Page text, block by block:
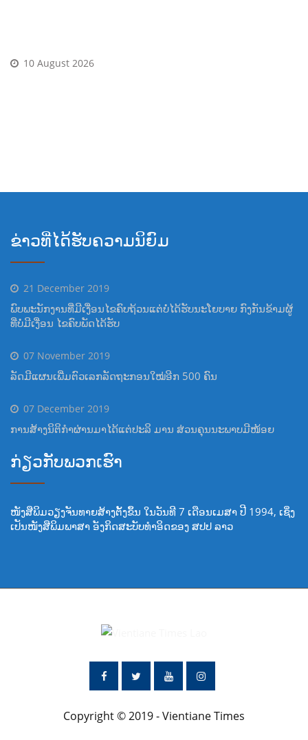
10 August 2026
ຂ່າວທີ່ໄດ້ຮັບຄວາມນິຍົມ
21 December 2019
ພົບພະນັກງານທີ່ມີເງື່ອນໄຂຄົບຖ້ວນແຕ່ບໍ່ໄດ້ຮັບນະໂຍບາຍ ກົງກັນຂ້າມຜູ້
ທີ່ບໍ່ມີເງື່ອນ ໄຂຄົບພັດໄດ້ຮັບ
07 November 2019
ລັດມີແຜນເພີ່ມຕົວເລກລັດຖະກອນໃໝ່ອີກ 500 ຄົນ
07 December 2019
ການສ້າງນິຕິກຳຜ່ານມາໄດ້ແຕ່ປະລິ ມານ ສ່ວນຄຸນນະພາບມີໜ້ອຍ
ກ່ຽວກັບພວກເຮົາ
ໜັງສືພິມວຽງຈັນທາຍສ້າງຕັ້ງຂຶ້ນ ໃນວັນທີ 7 ເດືອນເມສາ ປີ 1994, ເຊິ່ງ
ເປັນໜັງສືພິມພາສາ ອັງກິດສະບັບທໍາອິດຂອງ ສປປ ລາວ
Copyright © 2019 - Vientiane Times